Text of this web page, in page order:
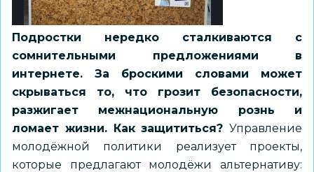
Подростки нередко сталкиваются с
сомнительными предложениями в
интернете. За броскими словами может
скрываться то, что грозит безопасности,
разжигает межнациональную рознь и
ломает жизни. Как защититься? Управление
молодёжной политики реализует проекты,
которые предлагают молодёжи альтернативу: